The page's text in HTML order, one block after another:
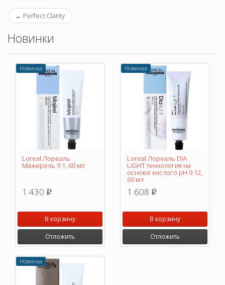
← Perfect Clarity
Новинки
Новинка
Loreal Лореаль
Мажирель 9.1, 60 мл
1 430 p
В корзину
Отложить
Новинка
Loreal Лореаль DIA
LIGHT технология на
основе кислого pH 9.12,
60 мл
1 608 p
В корзину
Отложить
Новинка